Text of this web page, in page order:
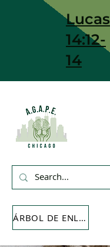
ÁRBOL DE ENLACE
Lucas
14:12-
14